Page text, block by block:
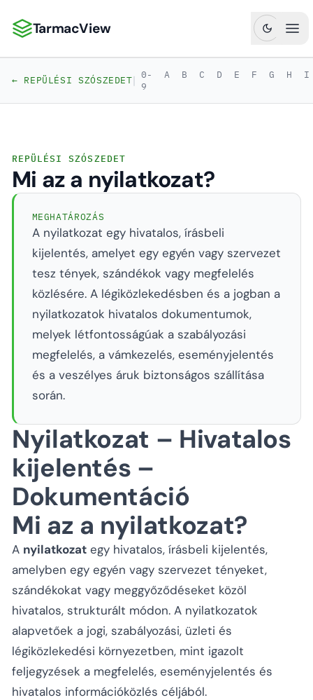
TarmacView: Precíziós repülési analitika
TarmacView
← REPÜLÉSI SZÓSZEDET| 0-
9
A B C D E F G H I
REPÜLÉSI SZÓSZEDET
Mi az a nyilatkozat?
MEGHATÁROZÁS
A nyilatkozat egy hivatalos, írásbeli
kijelentés, amelyet egy egyén vagy szervezet
tesz tények, szándékok vagy megfelelés
közlésére. A légiközlekedésben és a jogban a
nyilatkozatok hivatalos dokumentumok,
melyek létfontosságúak a szabályozási
megfelelés, a vámkezelés, eseményjelentés
és a veszélyes áruk biztonságos szállítása
során.
Nyilatkozat – Hivatalos
kijelentés –
Dokumentáció
Mi az a nyilatkozat?
A nyilatkozat egy hivatalos, írásbeli kijelentés,
amelyben egy egyén vagy szervezet tényeket,
szándékokat vagy meggyőződéseket közöl
hivatalos, strukturált módon. A nyilatkozatok
alapvetőek a jogi, szabályozási, üzleti és
légiközlekedési környezetben, mint igazolt
feljegyzések a megfelelés, eseményjelentés és
hivatalos információközlés céljából.